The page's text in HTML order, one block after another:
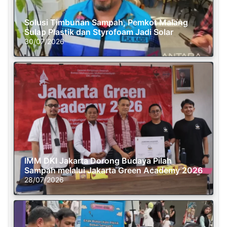
Solusi Timbunan Sampah, Pemkot Malang
Sulap Plastik dan Styrofoam Jadi Solar
30/07/2026
IMM DKI Jakarta Dorong Budaya Pilah
Sampah melalui Jakarta Green Academy 2026
28/07/2026